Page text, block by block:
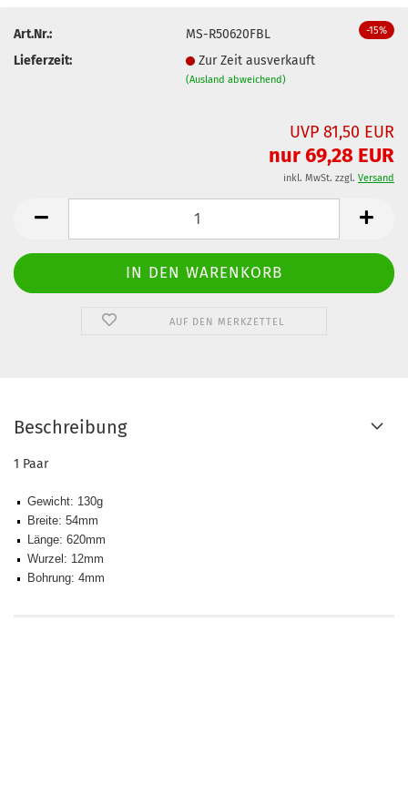
-15%
Art.Nr.:
MS-R50620FBL
Lieferzeit:
Zur Zeit ausverkauft
(Ausland abweichend)
UVP 81,50 EUR
nur 69,28 EUR
inkl. MwSt. zzgl. Versand
AUF DEN MERKZETTEL
Beschreibung
1 Paar
Gewicht: 130g
Breite: 54mm
Länge: 620mm
Wurzel : 12mm
Bohrung: 4mm